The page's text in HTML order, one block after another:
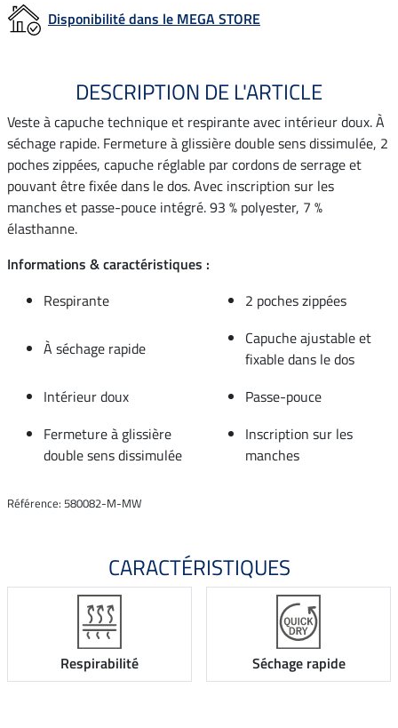
Disponibilité dans le MEGA STORE
DESCRIPTION DE L'ARTICLE
Veste à capuche technique et respirante avec intérieur doux. À
séchage rapide. Fermeture à glissière double sens dissimulée, 2
poches zippées, capuche réglable par cordons de serrage et
pouvant être fixée dans le dos. Avec inscription sur les
manches et passe-pouce intégré. 93 % polyester, 7 %
élasthanne.
Informations & caractéristiques :
Respirante
2 poches zippées
À séchage rapide
Capuche ajustable et
fixable dans le dos
Intérieur doux
Passe-pouce
Fermeture à glissière
double sens dissimulée
Inscription sur les
manches
Référence: 580082-M-MW
CARACTÉRISTIQUES
Respirabilité Séchage rapide